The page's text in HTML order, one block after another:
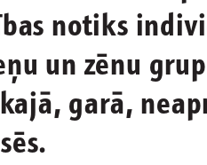
notiks
un zēnu
garā,